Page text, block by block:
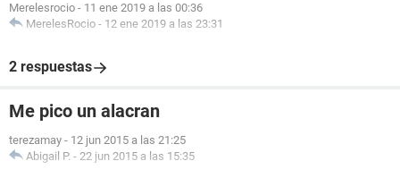
Merelesrocio - 11 ene 2019 a las 00:36
MerelesRocio - 12 ene 2019 a las 23:31
2 respuestas
Me pico un alacran
terezamay - 12 jun 2015 a las 21:25
Abigail P. - 22 jun 2015 a las 15:35